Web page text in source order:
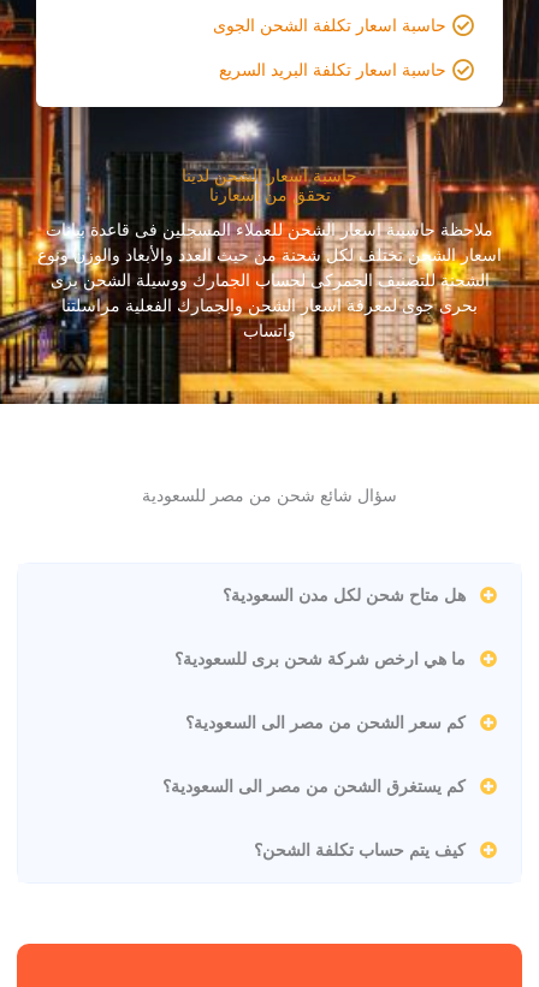
حاسبة اسعار تكلفة الشحن الجوى
حاسبة اسعار تكلفة البريد السريع
حاسبة اسعار الشحن لدينا
تحقق من أسعارنا
ملاحظة حاسبىة اسعار الشحن للعملاء المسجلين فى قاعدة بيانات
اسعار الشحن تختلف لكل شحنة من حيث العدد والأبعاد والوزن ونوع
الشحنة للتصنيف الجمركى لحساب الجمارك ووسيلة الشحن برى
بحرى جوى لمعرفة اسعار الشحن والجمارك الفعلية مراسلتنا
واتساب
سؤال شائع شحن من مصر للسعودية
هل متاح شحن لكل مدن السعودية؟
ما هي ارخص شركة شحن برى للسعودية؟
كم سعر الشحن من مصر الى السعودية؟
كم يستغرق الشحن من مصر الى السعودية؟
كيف يتم حساب تكلفة الشحن؟